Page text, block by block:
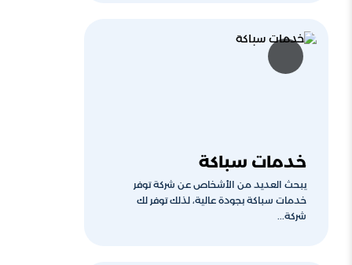
خدمات سباكة
يبحث العديد من الأشخاص عن شركة توفر
خدمات سباكة بجودة عالية، لذلك توفر لك
شركة...